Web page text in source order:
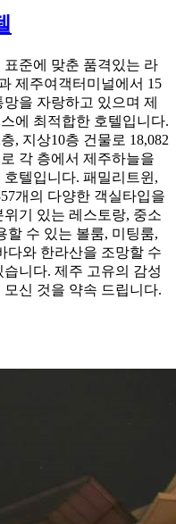
준에 맞춘 품격있는 라
제주여객터미널에서 15
을 자랑하고 있으며 제
에 최적합한 호텔입니다.
, 지상10층 건물로 18,082
각 층에서 제주하늘을
텔입니다. 패밀리트윈,
개의 다양한 객실타입을
기 있는 레스토랑, 중소
할 수 있는 볼룸, 미팅룸,
다와 한라산을 조망할 수
니다. 제주 고유의 감성
신 것을 약속 드립니다.